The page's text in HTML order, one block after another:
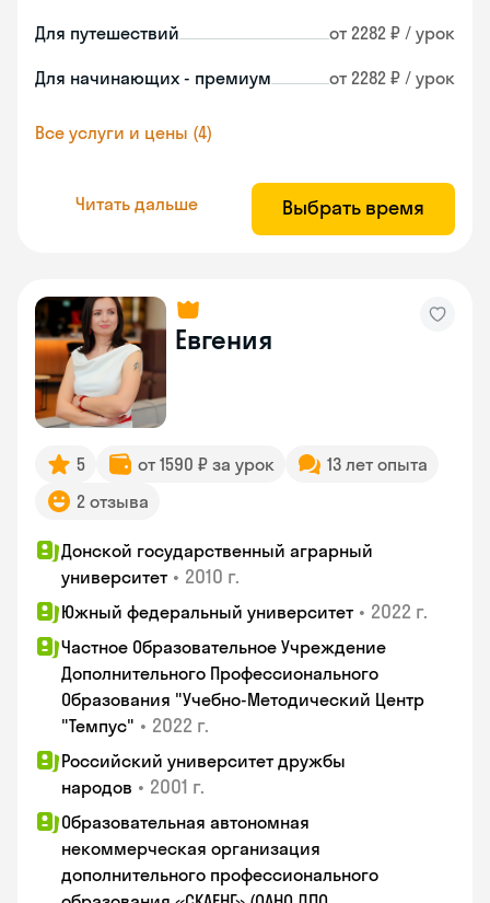
Для путешествий от 2282 ₽ / урок
Для начинающих - премиум от 2282 ₽ / урок
Все услуги и цены (4)
Читать дальше Выбрать время
Евгения
5 от 1590 ₽ за урок
13 лет опыта
2 отзыва
Донской государственный аграрный
университет • 2010 г.
Южный федеральный университет • 2022 г.
Частное Образовательное Учреждение
Дополнительного Профессионального
Образования "Учебно-Методический Центр
"Темпус" • 2022 г.
Российский университет дружбы
народов • 2001 г.
Образовательная автономная
некоммерческая организация
дополнительного профессионального